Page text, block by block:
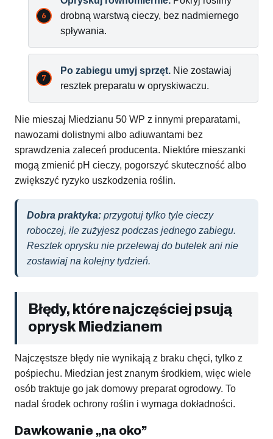
drobną warstwą cieczy, bez nadmiernego
spływania.
Po zabiegu umyj sprzęt. Nie zostawiaj
resztek preparatu w opryskiwaczu.
Nie mieszaj Miedzianu 50 WP z innymi preparatami,
nawozami dolistnymi albo adiuwantami bez
sprawdzenia zaleceń producenta. Niektóre mieszanki
mogą zmienić pH cieczy, pogorszyć skuteczność albo
zwiększyć ryzyko uszkodzenia roślin.
Dobra praktyka: przygotuj tylko tyle cieczy
roboczej, ile zużyjesz podczas jednego zabiegu.
Resztek oprysku nie przelewaj do butelek ani nie
zostawiaj na kolejny tydzień.
Błędy, które najczęściej psują
oprysk Miedzianem
Najczęstsze błędy nie wynikają z braku chęci, tylko z
pośpiechu. Miedzian jest znanym środkiem, więc wiele
osób traktuje go jak domowy preparat ogrodowy. To
nadal środek ochrony roślin i wymaga dokładności.
Dawkowanie „na oko”